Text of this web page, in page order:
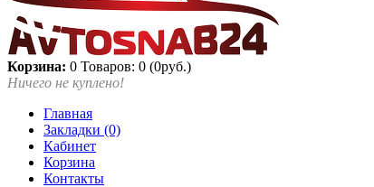
Корзина: 0 Товаров: 0 (0руб.)
Ничего не куплено!
Главная
Закладки (0)
Кабинет
Корзина
Контакты